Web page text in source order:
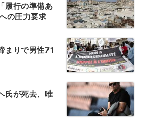
履行の準備あ
の圧力要求
まりで男性71
氏が死去、唯